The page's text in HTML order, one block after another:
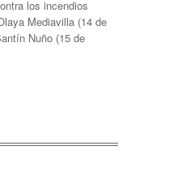
los incendios
Mediavilla (14 de
Nuño (15 de